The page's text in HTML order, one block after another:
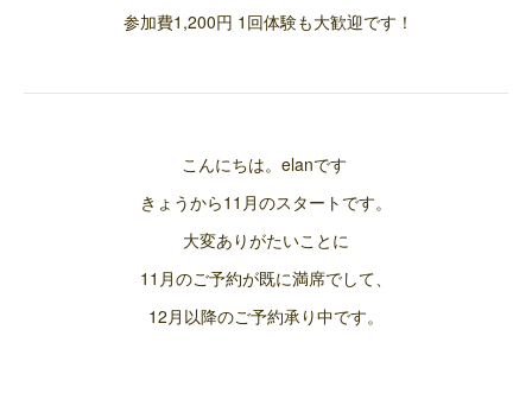
参加費1,200円 1回体験も大歓迎です！
こんにちは。elanです
きょうから11月のスタートです。
大変ありがたいことに
11月のご予約が既に満席でして、
12月以降のご予約承り中です。